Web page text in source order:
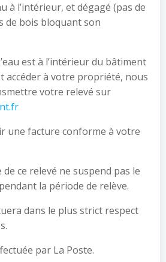
à l’intérieur, et dégagé (pas de
de bois bloquant son
est à l’intérieur du bâtiment
accéder à votre propriété, nous
votre relevé sur
une facture conforme à votre
ce relevé ne suspend pas le
la période de relève.
dans le plus strict respect
par La Poste.